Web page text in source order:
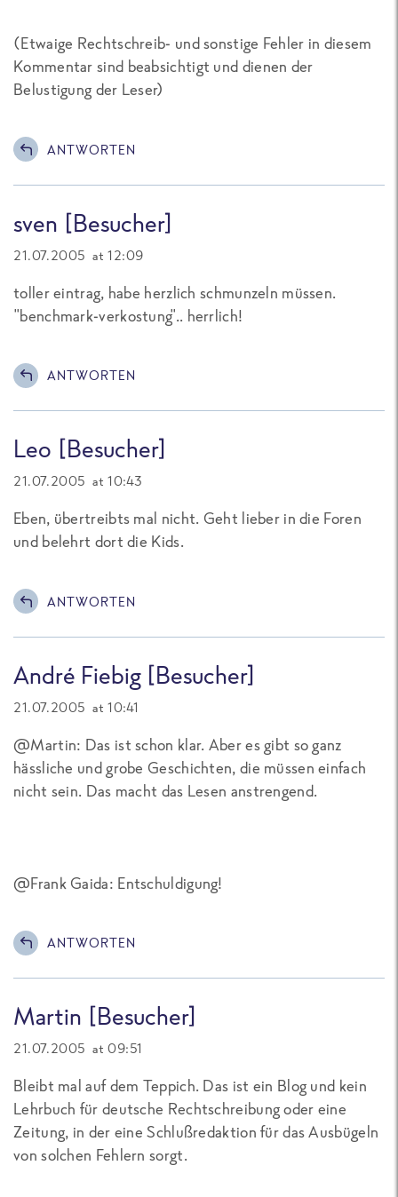
(Etwaige Rechtschreib- und sonstige Fehler in diesem
Kommentar sind beabsichtigt und dienen der
Belustigung der Leser)
ANTWORTEN
sven [Besucher]
21.07.2005 at 12:09
toller eintrag, habe herzlich schmunzeln müssen.
"benchmark-verkostung".. herrlich!
ANTWORTEN
Leo [Besucher]
21.07.2005 at 10:43
Eben, übertreibts mal nicht. Geht lieber in die Foren
und belehrt dort die Kids.
ANTWORTEN
André Fiebig [Besucher]
21.07.2005 at 10:41
@Martin: Das ist schon klar. Aber es gibt so ganz
hässliche und grobe Geschichten, die müssen einfach
nicht sein. Das macht das Lesen anstrengend.
@Frank Gaida: Entschuldigung!
ANTWORTEN
Martin [Besucher]
21.07.2005 at 09:51
Bleibt mal auf dem Teppich. Das ist ein Blog und kein
Lehrbuch für deutsche Rechtschreibung oder eine
Zeitung, in der eine Schlußredaktion für das Ausbügeln
von solchen Fehlern sorgt.